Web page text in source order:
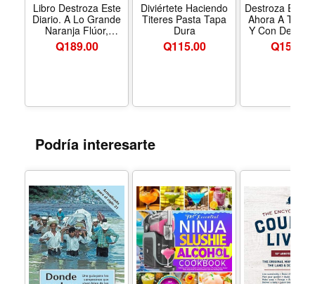
Libro Destroza Este
Diario. A Lo Grande
Naranja Flúor,
Formato Tapa
blanda, Editorial
Q189.00
Diviértete Haciendo
Titeres Pasta Tapa
Dura
Q115.00
Destroza Este
Ahora A Todo
Y Con
Engli Sh
Q159.00
Podría interesarte